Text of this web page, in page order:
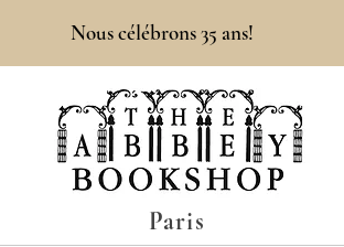
Paris
Nous célébrons 35 ans!